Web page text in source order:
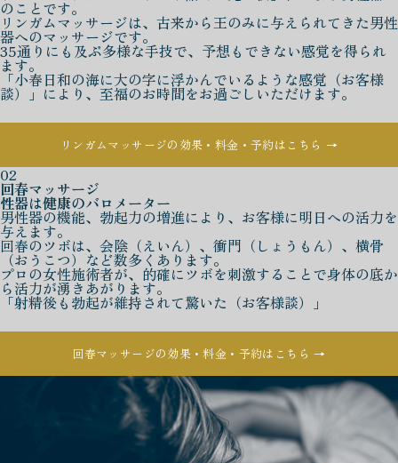
のことです。
リンガムマッサージは、古来から王のみに与えられてきた男性
器へのマッサージです。
35通りにも及ぶ多様な手技で、予想もできない感覚を得られ
ます。
「小春日和の海に大の字に浮かんでいるような感覚（お客様
談）」により、至福のお時間をお過ごしいただけます。
リンガムマッサージの効果・料金・予約はこちら →
02
回春マッサージ
性器は健康のバロメーター
男性器の機能、勃起力の増進により、お客様に明日への活力を
与えます。
回春のツボは、会陰（えいん）、衝門（しょうもん）、横骨
（おうこつ）など数多くあります。
プロの女性施術者が、的確にツボを刺激することで身体の底か
ら活力が湧きあがります。
「射精後も勃起が維持されて驚いた（お客様談）」
回春マッサージの効果・料金・予約はこちら →